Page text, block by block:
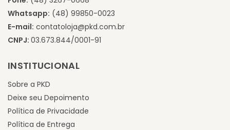
Whatsapp: (48) 99850-0023
E-mail: contatoloja@pkd.com.br
CNPJ: 03.673.844/0001-91
INSTITUCIONAL
Sobre a PKD
Deixe seu Depoimento
Política de Privacidade
Política de Entrega